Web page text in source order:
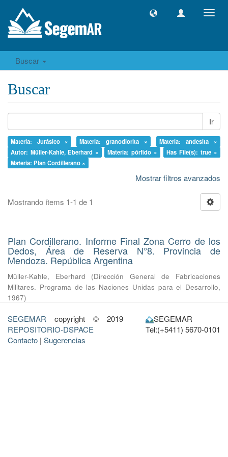
Buscar
Buscar
Ir
Materia: Jurásico × Materia: granodiorita ×
Materia: andesita ×
Autor: Müller-Kahle, Eberhard ×
Materia: pórfido ×
Has File(s): true ×
Materia: Plan Cordillerano ×
Mostrar filtros avanzados
Mostrando ítems 1-1 de 1
Plan Cordillerano. Informe Final Zona Cerro de los
Dedos, Área de Reserva N°8. Provincia de
Mendoza. República Argentina
Müller-Kahle, Eberhard (Dirección General de Fabricaciones
Militares. Programa de las Naciones Unidas para el Desarrollo,
1967)
SEGEMAR copyright © 2019
REPOSITORIO-DSPACE
Contacto | Sugerencias
SEGEMAR
Tel:(+5411) 5670-0101